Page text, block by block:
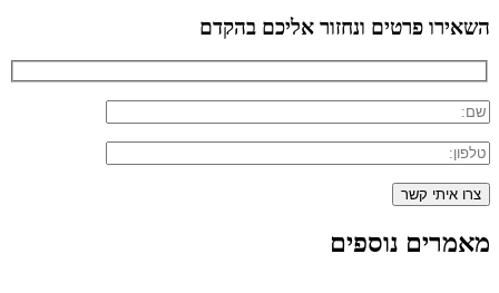
השאירו פרטים ונחזור אליכם בהקדם
מאמרים נוספים